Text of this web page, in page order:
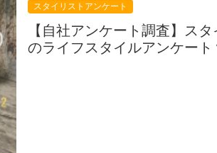
【自社アンケート調査】ス
のライフスタイルアンケート
スタイリストアンケート